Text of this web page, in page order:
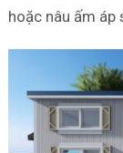
hoặc nâu ấm áp